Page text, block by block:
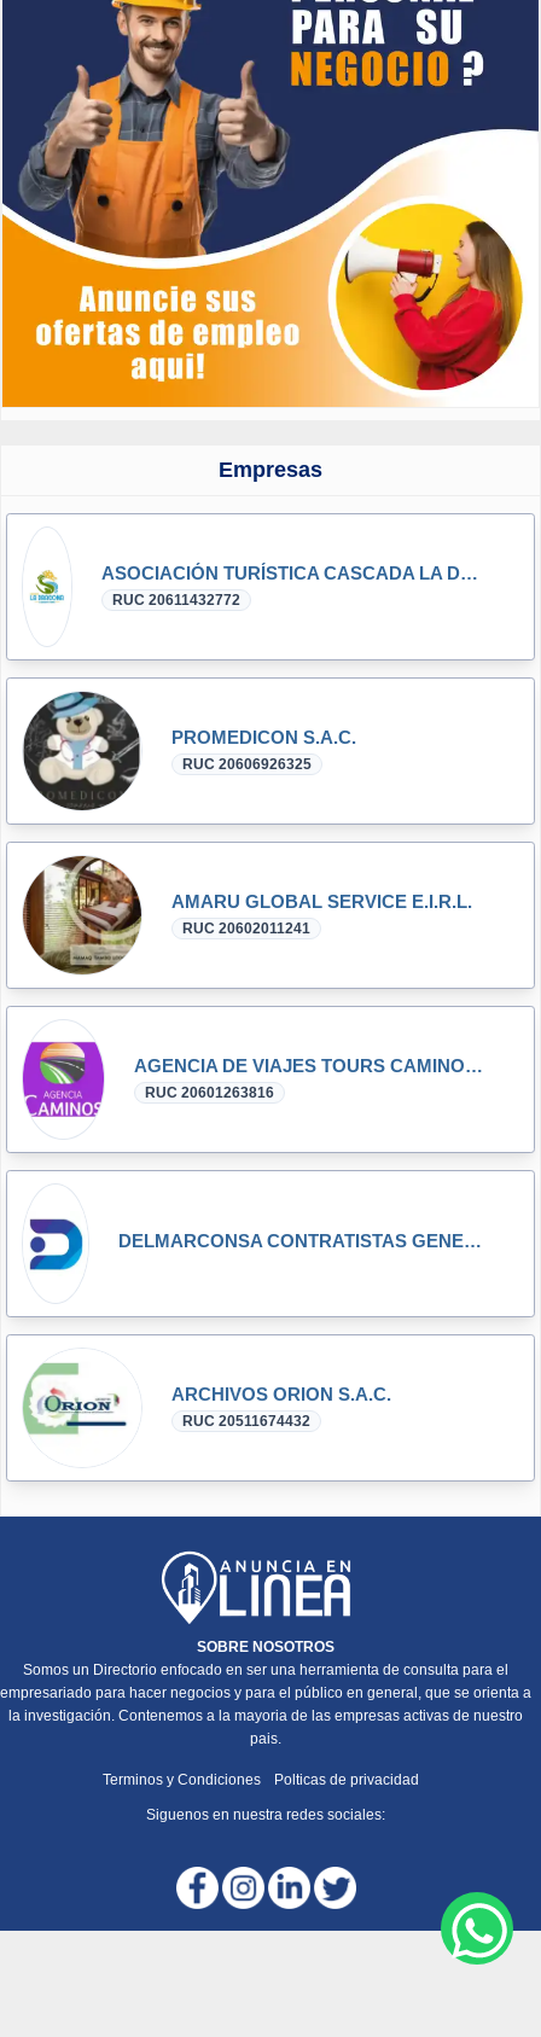
Empresas
ASOCIACIÓN TURÍSTICA CASCADA LA DRAGONA DE BARBASCO PAMPA ANEXO SEÑOR DE LOS MILAGROS
RUC 20611432772
PROMEDICON S.A.C.
RUC 20606926325
AMARU GLOBAL SERVICE E.I.R.L.
RUC 20602011241
AGENCIA DE VIAJES TOURS CAMINOS SUR TRAVEL S.R.L.
RUC 20601263816
DELMARCONSA CONTRATISTAS GENERALES S.A.C. - DELMARCONSA S.A.C.
ARCHIVOS ORION S.A.C.
RUC 20511674432
SOBRE NOSOTROS
Somos un Directorio enfocado en ser una herramienta de consulta para el
empresariado para hacer negocios y para el público en general, que se orienta a
la investigación. Contenemos a la mayoria de las empresas activas de nuestro
pais.
Terminos y Condiciones Polticas de privacidad
Siguenos en nuestra redes sociales: